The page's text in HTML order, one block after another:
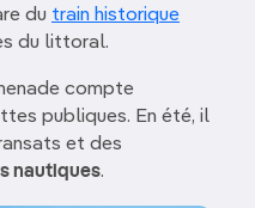
du train historique
du littoral.
compte
publiques. En été, il
et des
nautiques.